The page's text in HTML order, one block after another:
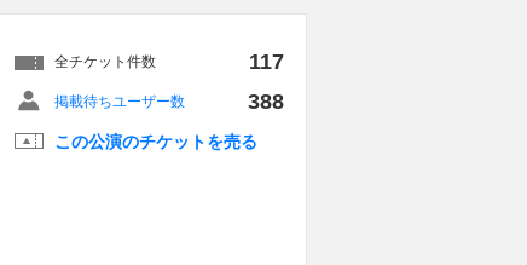
全チケット件数 117
掲載待ちユーザー数 388
この公演のチケットを売る